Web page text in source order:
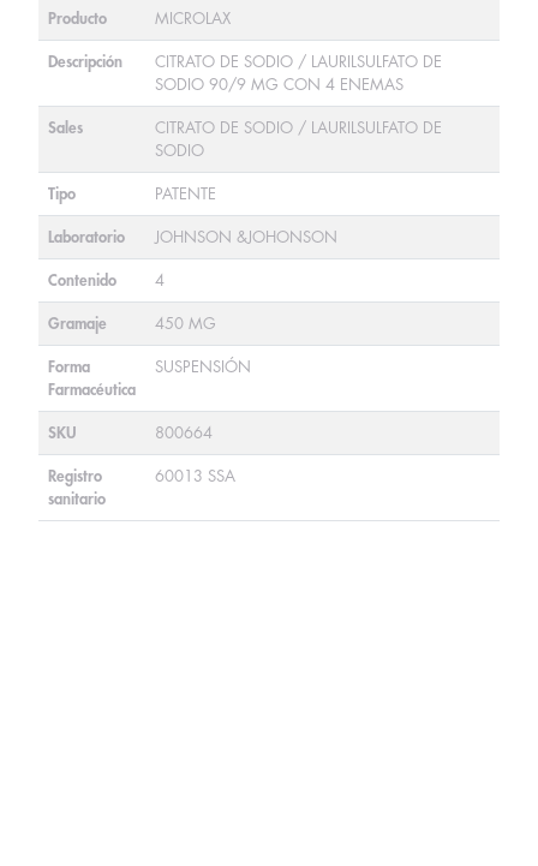
Producto MICROLAX
Descripción
CITRATO DE SODIO / LAURILSULFATO DE
SODIO 90/9 MG CON 4 ENEMAS
Sales
CITRATO DE SODIO / LAURILSULFATO DE
SODIO
Tipo PATENTE
Laboratorio JOHNSON &JOHONSON
Contenido 4
Gramaje 450 MG
Forma
Farmacéutica
SUSPENSIÓN
SKU 800664
Registro
sanitario
60013 SSA